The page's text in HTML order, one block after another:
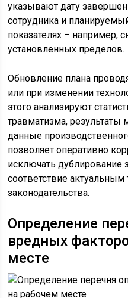
указывают дату
сотрудника и
показателях – например,
установленных пределов.
Обновление плана
или при изменении
этого анализируют
травматизма, результаты
данные
позволяет оперативно
исключать дублирование
соответствие
законодательства.
Определение
вредных
месте